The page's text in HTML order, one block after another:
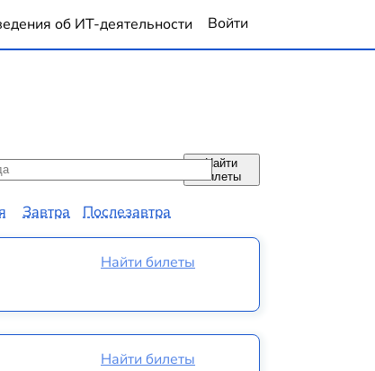
об ИТ-деятельности Войти
Завтра Послезавтра
Найти
билеты
Найти билеты
Найти билеты